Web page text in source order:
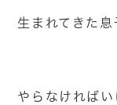
生まれてきた息
やらなければい